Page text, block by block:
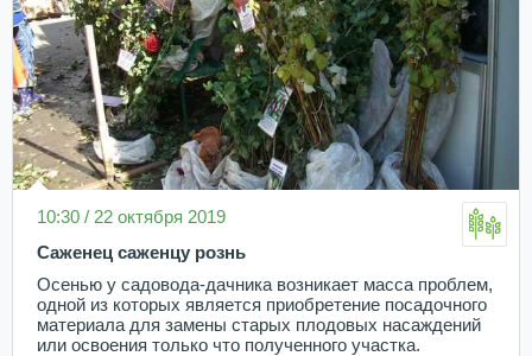
10:30 / 22 октября 2019
Саженец саженцу рознь
Осенью у садовода-дачника возникает масса проблем,
одной из которых является приобретение посадочного
материала для замены старых плодовых насаждений
или освоения только что полученного участка.